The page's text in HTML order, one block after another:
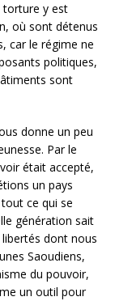
torture y est
où sont détenus
car le régime ne
politiques,
sont
donne un peu
Par le
était accepté,
un pays
ce qui se
génération sait
dont nous
Saoudiens,
du pouvoir,
un outil pour